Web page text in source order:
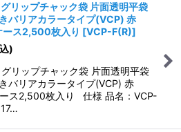
リップチャック袋 片面透明平袋
バリアカラータイプ(VCP) 赤
ス2,500枚入り [VCP-F(R)]
)
リップチャック袋 片面透明平袋
バリアカラータイプ(VCP) 赤
ス2,500枚入り 仕様 品名：VCP-